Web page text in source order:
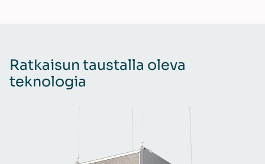
Ratkaisun taustalla oleva
teknologia